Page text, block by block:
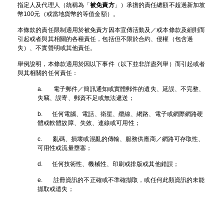
指定人及代理人（統稱為「被免責方」）承擔的責任總額不超過新加坡
幣100元（或當地貨幣的等值金額）。
本條款的責任限制適用於被免責方因本宣傳活動及／或本條款及細則而
引起或者與其相關的各種責任，包括但不限於合約、侵權（包含過
失）、不實聲明或其他責任。
舉例說明，本條款適用於因以下事件（以下並非詳盡列舉）而引起或者
與其相關的任何責任：
a. 電子郵件／簡訊通知或實體郵件的遺失、延誤、不完整、
失竊、誤寄、郵資不足或無法遞送；
b. 任何電腦、電話、衛星、纜線、網路、電子或網際網路硬
體或軟體故障、失效、連線或可用性；
c. 亂碼、損壞或混亂的傳輸、服務供應商／網路可存取性、
可用性或流量壅塞；
d. 任何技術性、機械性、印刷或排版或其他錯誤；
e. 註冊資訊的不正確或不準確擷取，或任何此類資訊的未能
擷取或遺失；